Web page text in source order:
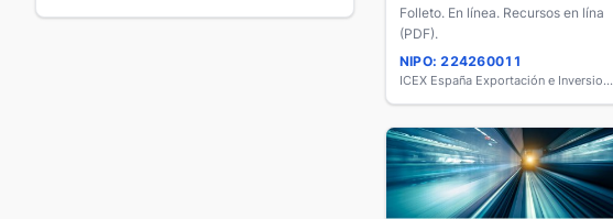
Folleto. En línea. Recursos en lína
(PDF).
NIPO: 224260011
ICEX España Exportación e Inversiones